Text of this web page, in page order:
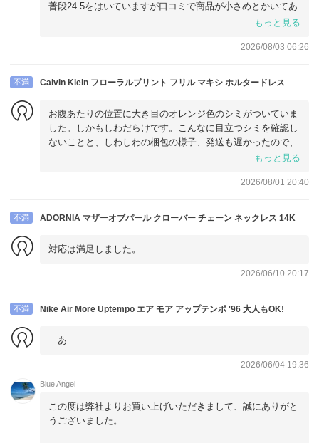
普段24.5をはいていますが口コミで商品が小さめとかいてあ
出品者さんは悪くないが商品サイズは気をつけた方がよいで
梱包、配送は問題なかったです。
もっと見る
2026/08/03 06:26
不満 Calvin Klein フローラルプリント フリル マキシ ホルタードレス
お腹あたりの位置に大き目のオレンジ色のシミがついていま
した。しかもしわだらけです。こんなに目立つシミを確認し
ないことと、しわしわの梱包の様子、発送も遅かったので、
返品手続きをすると面倒そうな業者なのだと思い、自分でク
もっと見る
2026/08/01 20:40
不満 ADORNIA マザーオブパール クローバー チェーン ネックレス 14K
対応は満足しました。
2026/06/10 20:17
不満 Nike Air More Uptempo エア モア アップテンポ '96 大人もOK!
あ
2026/06/04 19:36
Blue Angel
この度は弊社よりお買い上げいただきまして、誠にありがと
うございました。